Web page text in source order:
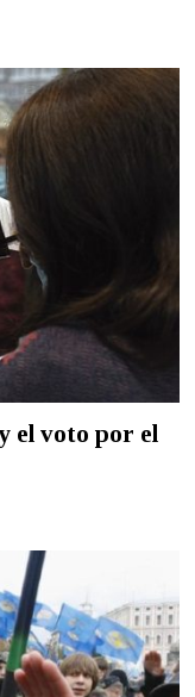
el voto por el